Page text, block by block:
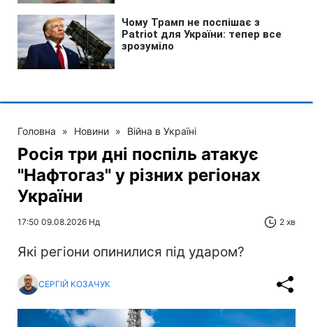
Головна » Новини » Війна в Україні
Росія три дні поспіль атакує
"Нафтогаз" у різних регіонах
України
17:50 09.08.2026 Нд 2 хв
Які регіони опинилися під ударом?
СЕРГІЙ КОЗАЧУК